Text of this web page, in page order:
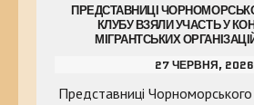
ПРЕДСТАВНИЦІ
КЛУБУ ВЗЯЛИ УЧАСТЬ У
МІГРАНТСЬКИХ
27 ЧЕРВНЯ, 2026
Представниці